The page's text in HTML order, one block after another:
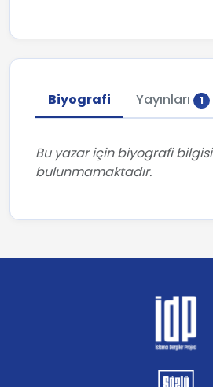
Biyografi Yayınları 1
Bu yazar için biyografi bilgisi
bulunmamaktadır.